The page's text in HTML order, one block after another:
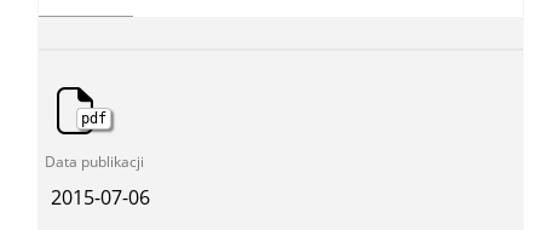
pdf
2015-07-06